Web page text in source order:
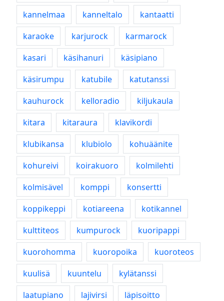
kannelmaa
kanneltalo
kantaatti
karaoke
karjurock
karmarock
kasari
käsihanuri
käsipiano
käsirumpu
katubile
katutanssi
kauhurock
kelloradio
kiljukaula
kitara
kitaraura
klavikordi
klubikansa
klubiolo
kohuäänite
kohureivi
koirakuoro
kolmilehti
kolmisävel
komppi
konsertti
koppikeppi
kotiareena
kotikannel
kulttiteos
kumpurock
kuoripappi
kuorohomma
kuoropoika
kuoroteos
kuulisä
kuuntelu
kylätanssi
laatupiano
lajivirsi
läpisoitto